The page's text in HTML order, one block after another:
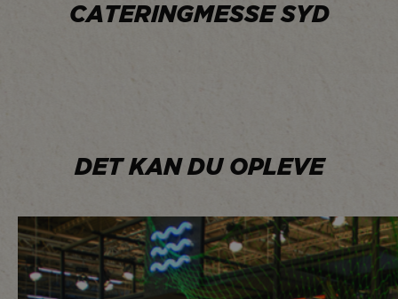
CATERINGMESSE SYD
DET KAN DU OPLEVE